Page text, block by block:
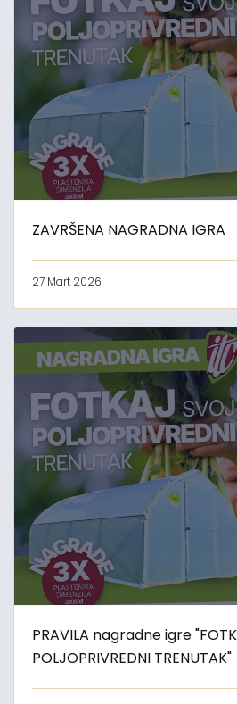
ZAVRŠENA NAGRADNA IGRA
27 Mart 2026
PRAVILA nagradne igre
POLJOPRIVREDNI TRENUTAK"